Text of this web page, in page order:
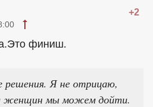
+2
финиш.
решения. Я не отрицаю,
женщин мы можем дойти.